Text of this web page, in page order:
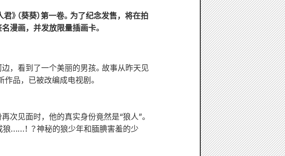
》（葵葵）第一卷。为了纪念发售，将在拍
漫画，并发放限量插画卡。
，看到了一个美丽的男孩。故事从昨天见
品，已被改编成电视剧。
次见面时，他的真实身份竟然是“狼人”。
……！ ？神秘的狼少年和腼腆害羞的少